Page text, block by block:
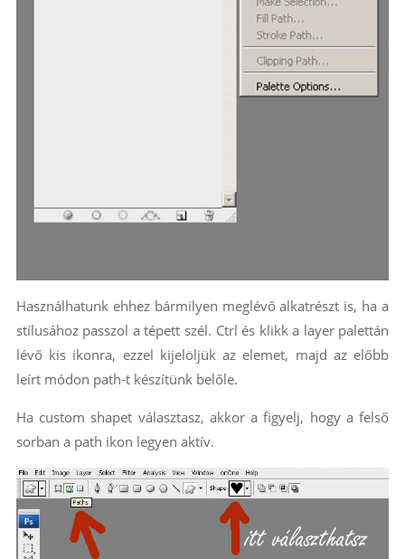
Használhatunk ehhez bármilyen meglévő alkatrészt is, ha a
stílusához passzol a tépett szél. Ctrl és klikk a layer palettán
lévő kis ikonra, ezzel kijelöljük az elemet, majd az előbb
leírt módon path-t készítünk belőle.
Ha custom shapet választasz, akkor a figyelj, hogy a felső
sorban a path ikon legyen aktív.